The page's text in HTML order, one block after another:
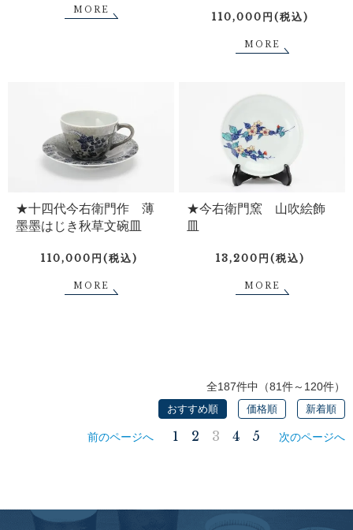
MORE
110,000円(税込)
MORE
★十四代今右衛門作 薄
墨墨はじき秋草文碗皿
110,000円(税込)
MORE
★今右衛門窯 山吹絵飾
皿
13,200円(税込)
MORE
全187件中（81件～120件）
おすすめ順 価格順 新着順
前のページへ 1 2 3 4 5 次のページへ